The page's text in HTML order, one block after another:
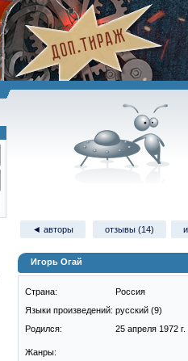
◄ авторы отзывы (14)
Игорь Огай
Страна:
Россия
Языки произведений: русский (9)
Родился:
25 апреля 1972 г.
Жанры: